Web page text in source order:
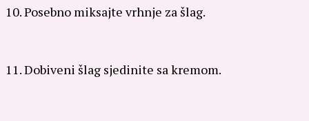
10. Posebno miksajte vrhnje za šlag.
11. Dobiveni šlag sjedinite sa kremom.